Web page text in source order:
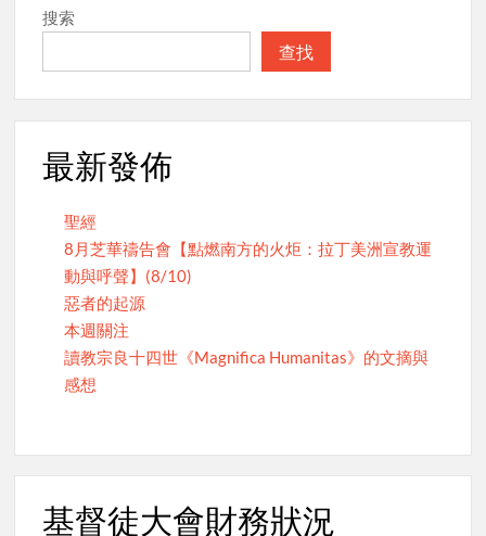
搜索
查找
最新發佈
聖經
8月芝華禱告會【點燃南方的火炬：拉丁美洲宣教運
動與呼聲】(8/10)
惡者的起源
本週關注
讀教宗良十四世《Magnifica Humanitas》的文摘與
感想
基督徒大會財務狀況